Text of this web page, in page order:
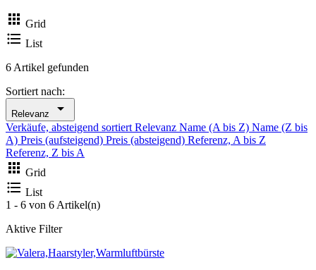
 Grid
 List
6 Artikel gefunden
Sortiert nach:
Relevanz 
Verkäufe, absteigend sortiert Relevanz Name (A bis Z) Name (Z bis
A) Preis (aufsteigend) Preis (absteigend) Referenz, A bis Z
Referenz, Z bis A
 Grid
 List
1 - 6 von 6 Artikel(n)
Aktive Filter